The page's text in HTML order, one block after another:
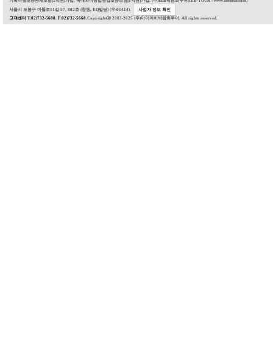
서울시 도봉구 마들로11길 57, 802호 (창동, EQ빌딩) (우:01414).
사업자 정보 확인
고객센터 T:02)732-5688. F:02)732-5668.Copyrightⓒ 2003-2025 (주)아이이비박람회투어. All rights reserved.